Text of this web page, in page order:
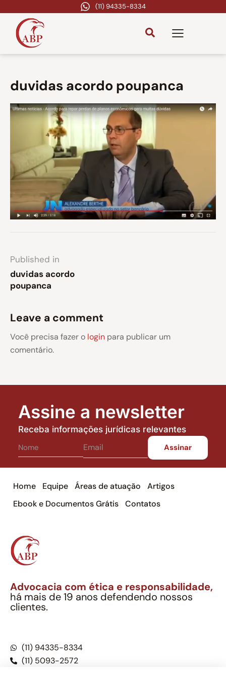
(11) 94335-8334
duvidas acordo poupanca
Published in
duvidas acordo
poupanca
Leave a comment
Você precisa fazer o login para publicar um
comentário.
Assine a newsletter
Receba informações jurídicas relevantes
Home Equipe Áreas de atuação
Artigos
Ebook e Documentos Grátis
Contatos
Advocacia com ética e responsabilidade,
há mais de 19 anos defendendo nossos
clientes.
(11) 94335-8334
(11) 5093-2572